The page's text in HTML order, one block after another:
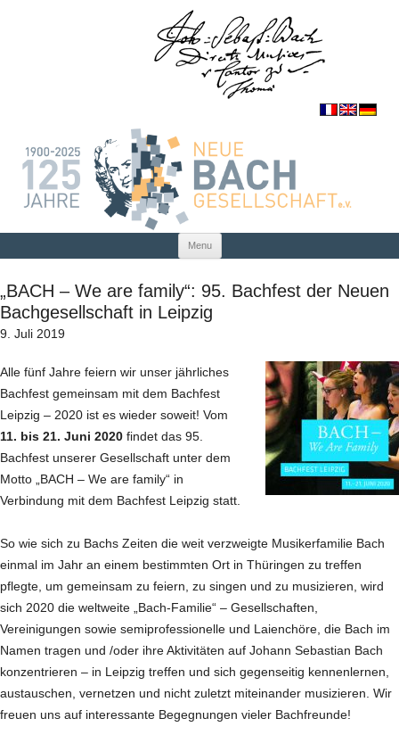
Menu Skip to content
„BACH – We are family“: 95. Bachfest der Neuen
Bachgesellschaft in Leipzig
9. Juli 2019
Alle fünf Jahre feiern wir unser jährliches
Bachfest gemeinsam mit dem Bachfest
Leipzig – 2020 ist es wieder soweit! Vom
11. bis 21. Juni 2020 findet das 95.
Bachfest unserer Gesellschaft unter dem
Motto „BACH – We are family“ in
Verbindung mit dem Bachfest Leipzig statt.
So wie sich zu Bachs Zeiten die weit verzweigte Musikerfamilie Bach
einmal im Jahr an einem bestimmten Ort in Thüringen zu treffen
pflegte, um gemeinsam zu feiern, zu singen und zu musizieren, wird
sich 2020 die weltweite „Bach-Familie“ – Gesellschaften,
Vereinigungen sowie semiprofessionelle und Laienchöre, die Bach im
Namen tragen und /oder ihre Aktivitäten auf Johann Sebastian Bach
konzentrieren – in Leipzig treffen und sich gegenseitig kennenlernen,
austauschen, vernetzen und nicht zuletzt miteinander musizieren. Wir
freuen uns auf interessante Begegnungen vieler Bachfreunde!